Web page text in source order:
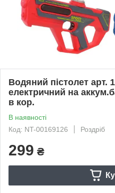
Водяний пістолет арт.
електричний на
в кор.
В наявності
Код: NT-00169126
Роздріб
299 ₴